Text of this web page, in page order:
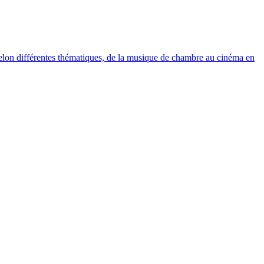
différentes thématiques, de la musique de chambre au cinéma en